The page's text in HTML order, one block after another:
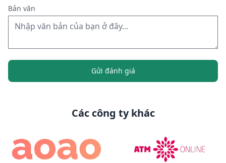
Bản văn
Gửi đánh giá
Các công ty khác